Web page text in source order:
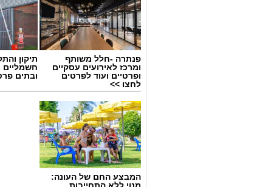
צילום: דוברות המשטרה
שנצפו פורצים לרכב חונה בחניון
לרכב נוסף.
פנתרה -חלל משותף
ומרכז לאירועים עסקיים
ופרטיים ועוד לפרטים
לחצו >>
תיקון
ובתים
המבצע החם של העונה:
מנוי ללא התחייבות